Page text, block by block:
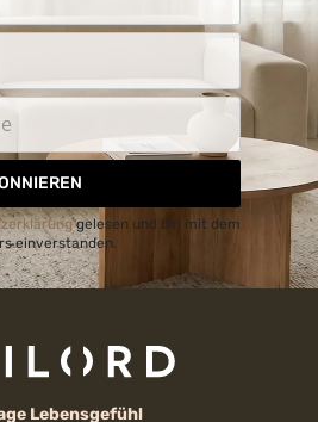
gelesen und bin mit dem
einverstanden.
Lebensgefühl